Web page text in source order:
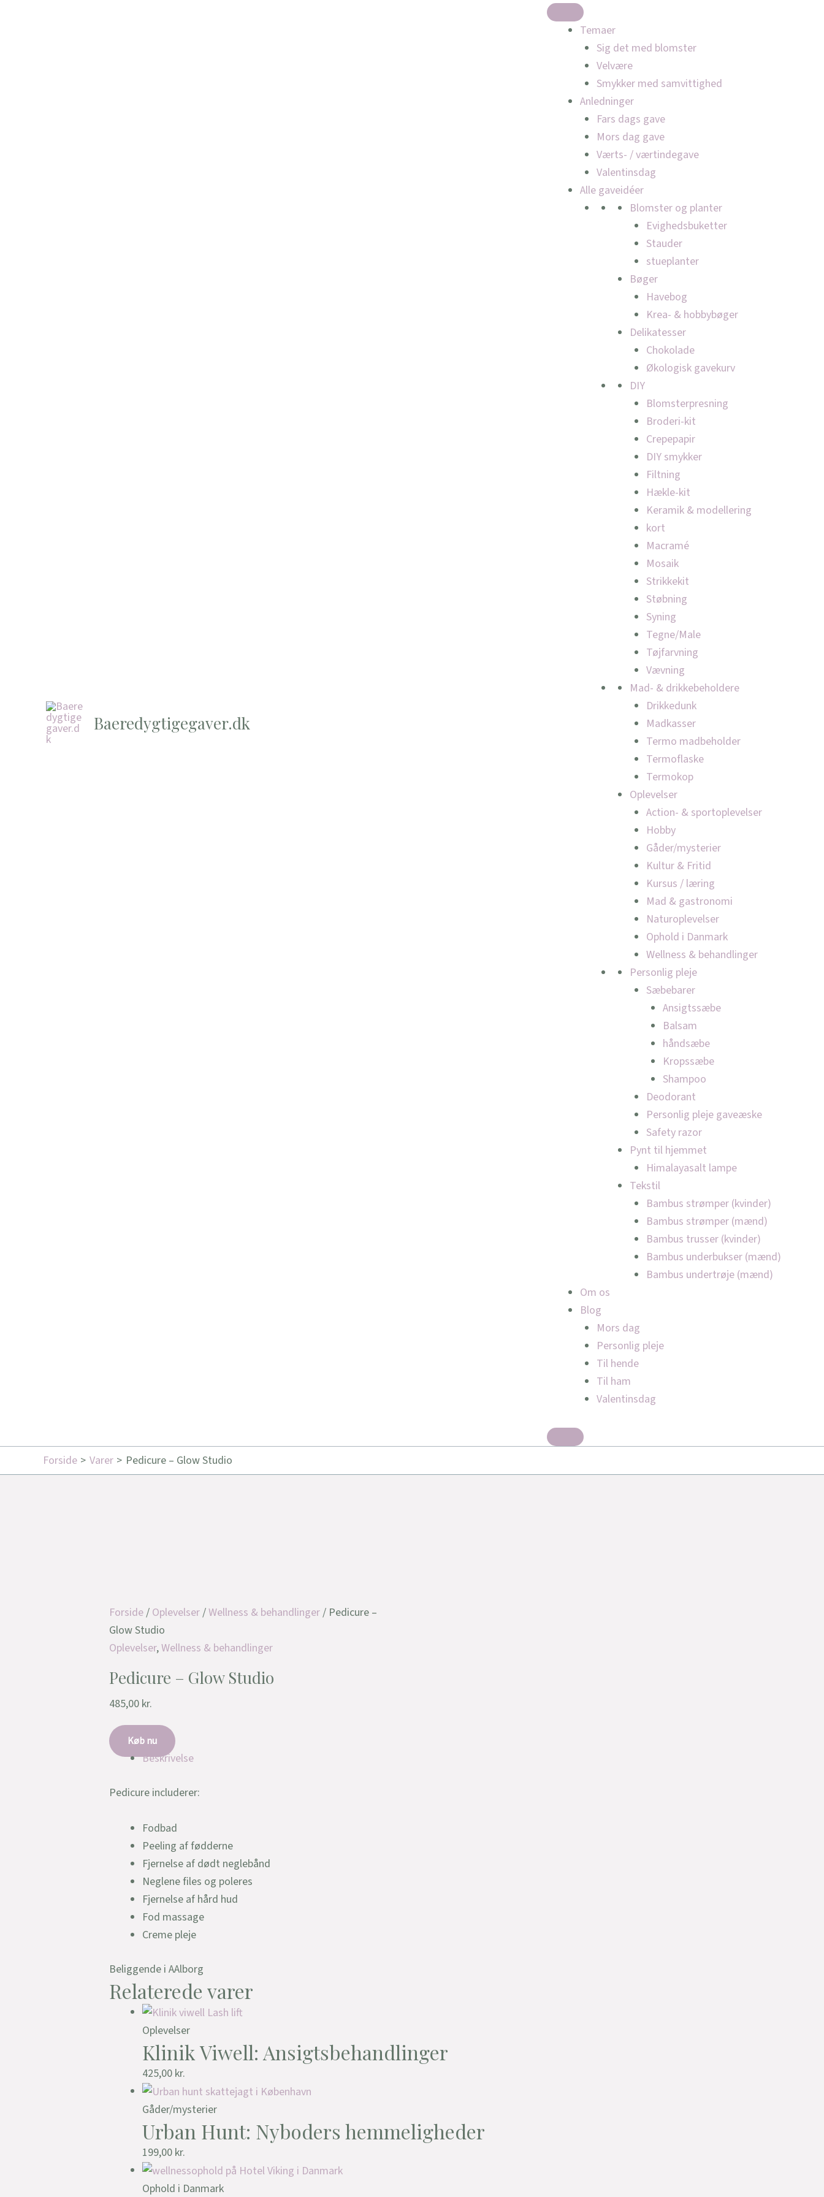
Baeredygtigegaver.dk
Temaer
Sig det med blomster
Velvære
Smykker med samvittighed
Anledninger
Fars dags gave
Mors dag gave
Værts- / værtindegave
Valentinsdag
Alle gaveidéer
Blomster og planter
Evighedsbuketter
Stauder
stueplanter
Bøger
Havebog
Krea- & hobbybøger
Delikatesser
Chokolade
Økologisk gavekurv
DIY
Blomsterpresning
Broderi-kit
Crepepapir
DIY smykker
Filtning
Hækle-kit
Keramik & modellering
kort
Macramé
Mosaik
Strikkekit
Støbning
Syning
Tegne/Male
Tøjfarvning
Vævning
Mad- & drikkebeholdere
Drikkedunk
Madkasser
Termo madbeholder
Termoflaske
Termokop
Oplevelser
Action- & sportoplevelser
Hobby
Gåder/mysterier
Kultur & Fritid
Kursus / læring
Mad & gastronomi
Naturoplevelser
Ophold i Danmark
Wellness & behandlinger
Personlig pleje
Sæbebarer
Ansigtssæbe
Balsam
håndsæbe
Kropssæbe
Shampoo
Deodorant
Personlig pleje gaveæske
Safety razor
Pynt til hjemmet
Himalayasalt lampe
Tekstil
Bambus strømper (kvinder)
Bambus strømper (mænd)
Bambus trusser (kvinder)
Bambus underbukser (mænd)
Bambus undertrøje (mænd)
Om os
Blog
Mors dag
Personlig pleje
Til hende
Til ham
Valentinsdag
Forside Varer Pedicure – Glow Studio
Forside/ Oplevelser/Wellness & behandlinger/ Pedicure –
Glow Studio
Oplevelser,Wellness & behandlinger
Pedicure – Glow Studio
485,00 kr.
Køb nu
Beskrivelse
Pedicure includerer:
Fodbad
Peeling af fødderne
Fjernelse af dødt neglebånd
Neglene files og poleres
Fjernelse af hård hud
Fod massage
Creme pleje
Beliggende i AAlborg
Relaterede varer
Oplevelser
Klinik Viwell: Ansigtsbehandlinger
425,00 kr.
Gåder/mysterier
Urban Hunt: Nyboders hemmeligheder
199,00 kr.
Ophold i Danmark